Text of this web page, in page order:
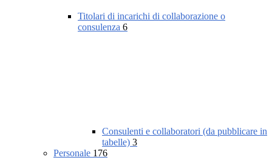
Titolari di incarichi di collaborazione o
consulenza 6
Consulenti e collaboratori (da pubblicare in
tabelle) 3
Personale 176